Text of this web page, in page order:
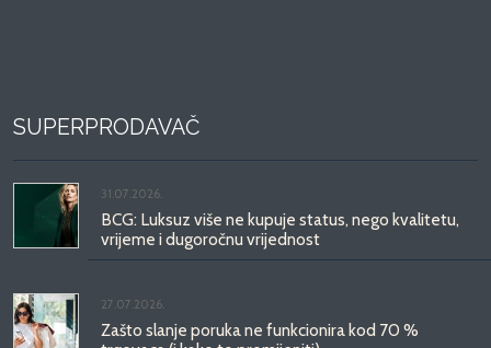
SUPERPRODAVAČ
31.07.2026.
BCG: Luksuz više ne kupuje status, nego kvalitetu,
vrijeme i dugoročnu vrijednost
27.07.2026.
Zašto slanje poruka ne funkcionira kod 70 %